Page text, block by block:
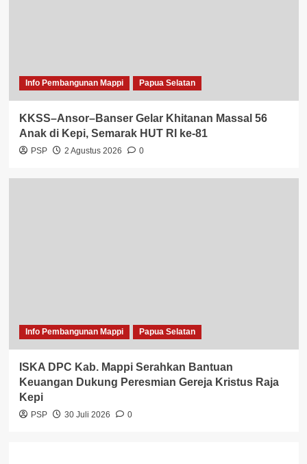
Info Pembangunan Mappi Papua Selatan
KKSS–Ansor–Banser Gelar Khitanan Massal 56
Anak di Kepi, Semarak HUT RI ke-81
PSP 2 Agustus 2026 0
Info Pembangunan Mappi Papua Selatan
ISKA DPC Kab. Mappi Serahkan Bantuan
Keuangan Dukung Peresmian Gereja Kristus Raja
Kepi
PSP 30 Juli 2026 0